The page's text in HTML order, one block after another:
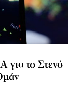
για το Στενό